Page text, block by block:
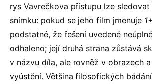
rys Vavrečkova přístupu lze sledovat
snímku: pokud se jeho film jmenuje
podstatné, že řešení uvedené
odhaleno; její druhá strana zůstává
v názvu díla, ale rovněž v obrazech
vyústění. Většina filosofických